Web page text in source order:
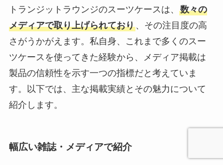
トランジットラウンジのスーツケースは、 数々の
メディアで取り上げられており、その注目度の高
さがうかがえます。私自身、これまで多くのスー
ツケースを使ってきた経験から、メディア掲載は
製品の信頼性を示す一つの指標だと考えていま
す。以下では、主な掲載実績とその魅力について
紹介します。
幅広い雑誌・メディアで紹介